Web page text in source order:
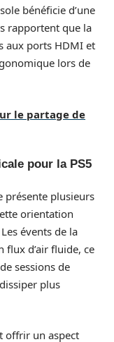
bénéficie d’une
rapportent que la
aux ports HDMI et
lors de
le partage de
pour la PS5
présente plusieurs
orientation
évents de la
flux d’air fluide, ce
sessions de
plus
offrir un aspect